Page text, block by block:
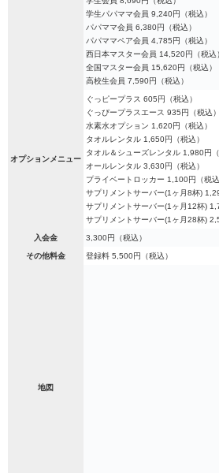
学生パパママ会員 9,240円（税込）
パパママ会員 6,380円（税込）
パパママペア会員 4,785円（税込）
西日本マスター会員 14,520円（税込
全国マスター会員 15,620円（税込）
高校生会員 7,590円（税込）
オプションメニュー
ぐっピープラス 605円（税込）
ぐっぴープラスエース 935円（税込）
水素水オプション 1,620円（税込）
タオルレンタル 1,650円（税込）
タオル＆シューズレンタル 1,980円（
オールレンタル 3,630円（税込）
プライベートロッカー 1,100円（税込
サプリメントサーバー(1ヶ月8杯)
サプリメントサーバー(1ヶ月12杯)
サプリメントサーバー(1ヶ月28杯)
入会金 3,300円（税込）
その他料金 登録料 5,500円（税込）
地図